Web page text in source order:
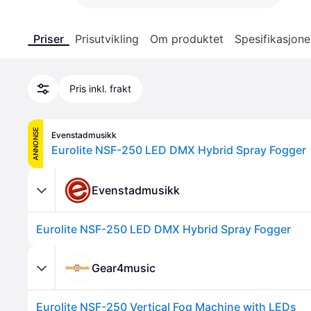
Priser Prisutvikling Om produktet
Pris inkl. frakt
ANNONSE Evenstadmusikk
Eurolite NSF-250 LED DMX Hybrid Spray Fogger
Evenstadmusikk
Eurolite NSF-250 LED DMX Hybrid Spray Fogger
Gear4music
Eurolite NSF-250 Vertical Fog Machine with LEDs